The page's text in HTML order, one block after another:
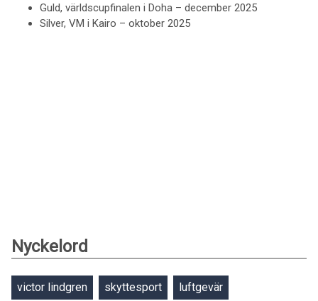
Guld, världscupfinalen i Doha – december 2025
Silver, VM i Kairo – oktober 2025
Nyckelord
victor lindgren skyttesport luftgevär